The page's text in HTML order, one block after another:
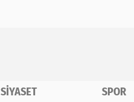
SİYASET SPOR